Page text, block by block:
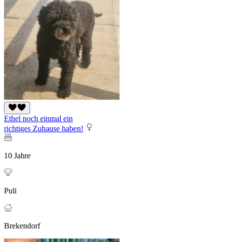
Ethel noch einmal ein
richtiges Zuhause haben!
10 Jahre
Puli
Brekendorf